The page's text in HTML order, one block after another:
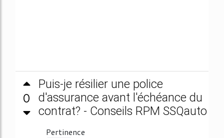
0
Puis-je résilier une police
d'assurance avant l'échéance du
contrat? - Conseils RPM SSQauto
Pertinence